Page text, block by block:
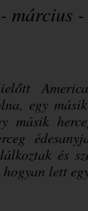
március
egy
másik
és
hogyan lett